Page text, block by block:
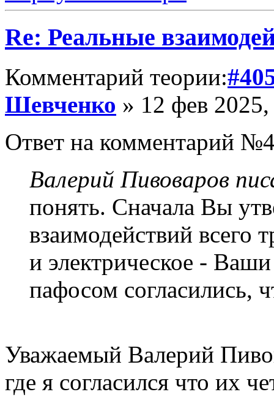
Re: Реальные
Комментарий теории:
Шевченко » 12 фев
Ответ на комментарий
Валерий Пивоваров
понять. Сначала Вы
взаимодействий всего
и электрическое -
пафосом согласились,
Уважаемый Валерий
где я согласился что их